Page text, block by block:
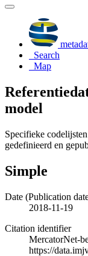
Search
Map
model
Specifieke
gedefinieerd en
Simple
Date (Publication
2018-11-19
Citation identifier
MercatorNet-
https://